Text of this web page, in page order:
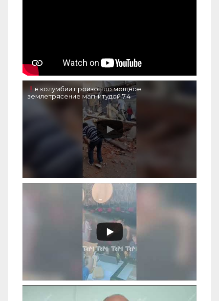
в колумбии произошло мощное
землетрясение магнитудой 7.4